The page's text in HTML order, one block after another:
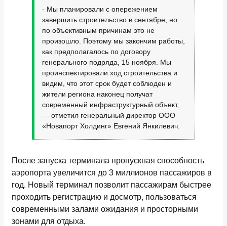
- Мы планировали с опережением
завершить строительство в сентябре, но
по объективным причинам это не
произошло. Поэтому мы закончим работы,
как предполагалось по договору
генерального подряда, 15 ноября. Мы
проинспектировали ход строительства и
видим, что этот срок будет соблюден и
жители региона наконец получат
современный инфраструктурный объект,
— отметил генеральный директор ООО
«Новапорт Холдинг» Евгений Янкилевич.
После запуска терминала пропускная способность
аэропорта увеличится до 3 миллионов пассажиров в
год. Новый терминал позволит пассажирам быстрее
проходить регистрацию и досмотр, пользоваться
современными залами ожидания и просторными
зонами для отдыха.